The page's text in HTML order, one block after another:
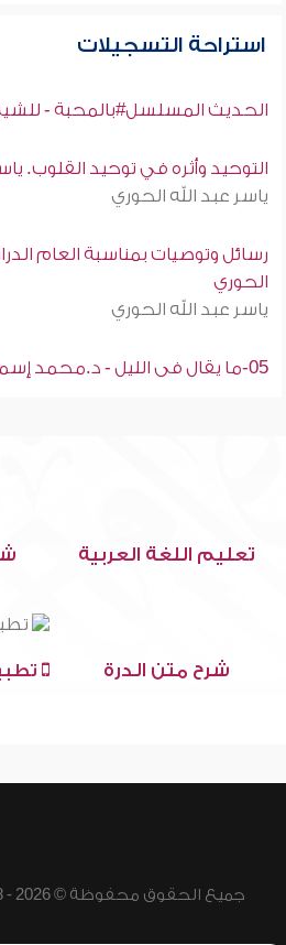
استراحة التسجيلات
الحديث المسلسل#بالمحبة -
التوحيد وأثره في توحيد القلوب.
ياسر عبد الله الحوري
رسائل وتوصيات بمناسبة العام
الحوري
ياسر عبد الله الحوري
05-ما يقال فى الليل - د.محمد إسماعيل المقدم
تعليم اللغة العربية
شرح متن الدرة
جميع الحقوق محفوظة © 2026 - 1998 لشبكة إسلام ويب